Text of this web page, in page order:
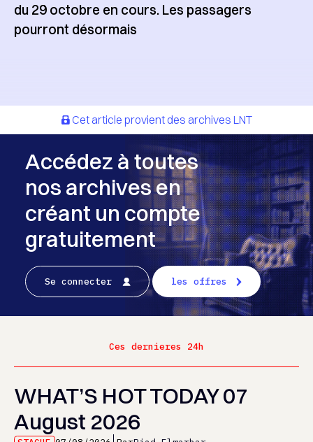
du 29 octobre en cours. Les passagers
pourront désormais
Cet article provient des archives LNT
Accédez à toutes
nos archives en
créant un compte
gratuitement
Se connecter les offres
Ces dernieres 24h
WHAT’S HOT TODAY 07
August 2026